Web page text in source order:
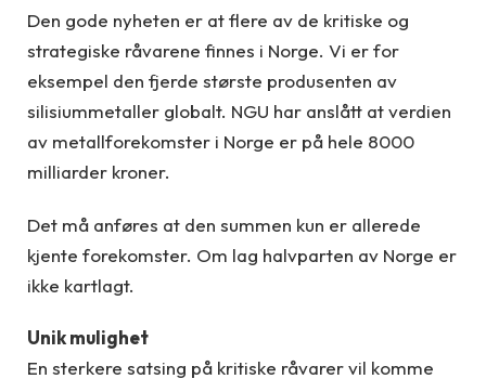
Den gode nyheten er at flere av de kritiske og
strategiske råvarene finnes i Norge. Vi er for
eksempel den fjerde største produsenten av
silisiummetaller globalt. NGU har anslått at verdien
av metallforekomster i Norge er på hele 8000
milliarder kroner.
Det må anføres at den summen kun er allerede
kjente forekomster. Om lag halvparten av Norge er
ikke kartlagt.
Unik mulighet
En sterkere satsing på kritiske råvarer vil komme